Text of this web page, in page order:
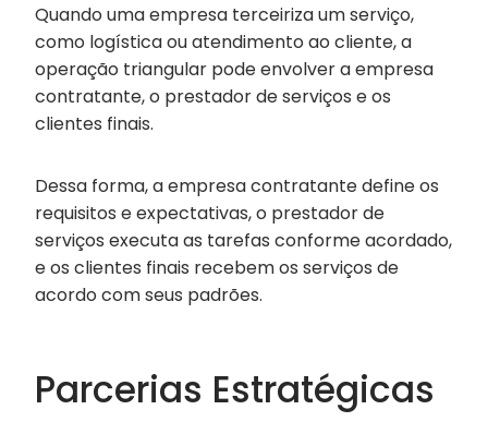
Quando uma empresa terceiriza um serviço,
como logística ou atendimento ao cliente, a
operação triangular pode envolver a empresa
contratante, o prestador de serviços e os
clientes finais.
Dessa forma, a empresa contratante define os
requisitos e expectativas, o prestador de
serviços executa as tarefas conforme acordado,
e os clientes finais recebem os serviços de
acordo com seus padrões.
Parcerias Estratégicas